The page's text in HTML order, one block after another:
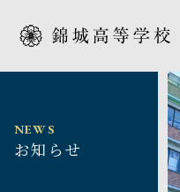
NEWS
お知らせ